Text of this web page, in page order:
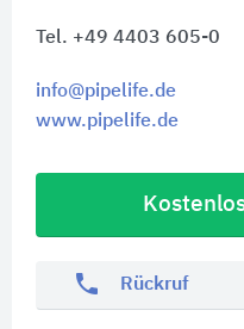
Tel. +49 4403 605-0
info@pipelife.de
www.pipelife.de
phone Rückruf